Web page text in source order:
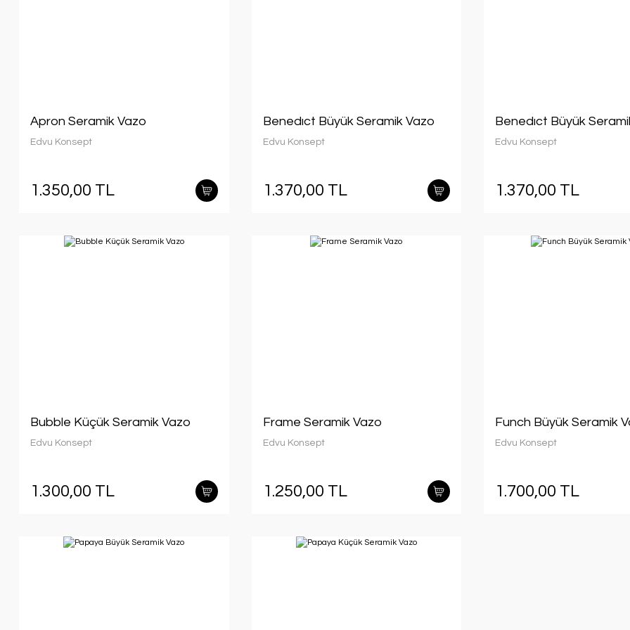
Apron Seramik Vazo
Edvu Konsept
1.350,00 TL
Benedıct Büyük Seramik Vazo
Edvu Konsept
1.370,00 TL
Benedıct Büyük
Edvu Konsept
1.370,00 TL
Bubble Küçük Seramik Vazo
Edvu Konsept
1.300,00 TL
Frame Seramik Vazo
Edvu Konsept
1.250,00 TL
Funch Büyük Seramik
Edvu Konsept
1.700,00 TL